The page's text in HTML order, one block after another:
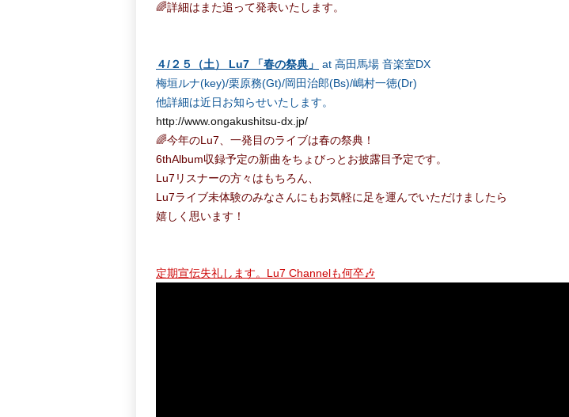
🌈詳細はまた追って発表いたします。
４/２５（土） Lu7 「春の祭典」
at 高田馬場 音楽室DX
梅垣ルナ(key)/栗原務(Gt)/岡田治郎(Bs)/嶋村一徳(Dr)
他詳細は近日お知らせいたします。
http://www.ongakushitsu-dx.jp/
🌈今年のLu7、一発目のライブは春の祭典！
6thAlbum収録予定の新曲をちょびっとお披露目予定です。
Lu7リスナーの方々はもちろん、
Lu7ライブ未体験のみなさんにもお気軽に足を運んでいただけましたら
嬉しく思います！
定期宣伝失礼します。Lu7 Channelも何卒🎶